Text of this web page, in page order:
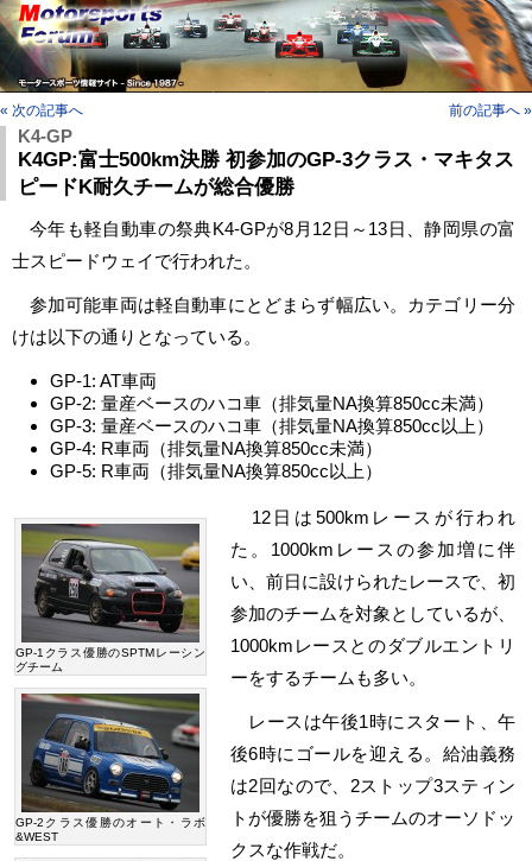
« 次の記事へ 前の記事へ »
K4-GP
K4GP:富士500km決勝 初参加のGP-3クラス・マキタス
ピードK耐久チームが総合優勝
今年も軽自動車の祭典K4-GPが8月12日～13日、静岡県の富
士スピードウェイで行われた。
参加可能車両は軽自動車にとどまらず幅広い。カテゴリー分
けは以下の通りとなっている。
GP-1: AT車両
GP-2: 量産ベースのハコ車（排気量NA換算850cc未満）
GP-3: 量産ベースのハコ車（排気量NA換算850cc以上）
GP-4: R車両（排気量NA換算850cc未満）
GP-5: R車両（排気量NA換算850cc以上）
GP-1クラス優勝のSPTMレーシン
グチーム
GP-2クラス優勝のオート・ラボ
&WEST
12日は500kmレースが行われ
た。1000kmレースの参加増に伴
い、前日に設けられたレースで、初
参加のチームを対象としているが、
1000kmレースとのダブルエントリ
ーをするチームも多い。
レースは午後1時にスタート、午
後6時にゴールを迎える。給油義務
は2回なので、2ストップ3スティン
トが優勝を狙うチームのオーソドッ
クスな作戦だ。